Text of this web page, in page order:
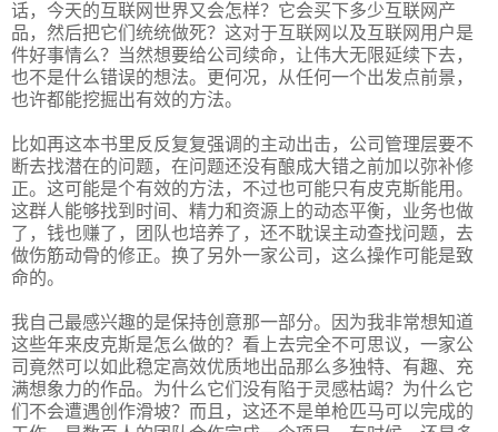
话，今天的互联网世界又会怎样？它会买下多少互联网产
品，然后把它们统统做死？这对于互联网以及互联网用户是
件好事情么？当然想要给公司续命，让伟大无限延续下去，
也不是什么错误的想法。更何况，从任何一个出发点前景，
也许都能挖掘出有效的方法。
比如再这本书里反反复复强调的主动出击，公司管理层要不
断去找潜在的问题，在问题还没有酿成大错之前加以弥补修
正。这可能是个有效的方法，不过也可能只有皮克斯能用。
这群人能够找到时间、精力和资源上的动态平衡，业务也做
了，钱也赚了，团队也培养了，还不耽误主动查找问题，去
做伤筋动骨的修正。换了另外一家公司，这么操作可能是致
命的。
我自己最感兴趣的是保持创意那一部分。因为我非常想知道
这些年来皮克斯是怎么做的？看上去完全不可思议，一家公
司竟然可以如此稳定高效优质地出品那么多独特、有趣、充
满想象力的作品。为什么它们没有陷于灵感枯竭？为什么它
们不会遭遇创作滑坡？而且，这还不是单枪匹马可以完成的